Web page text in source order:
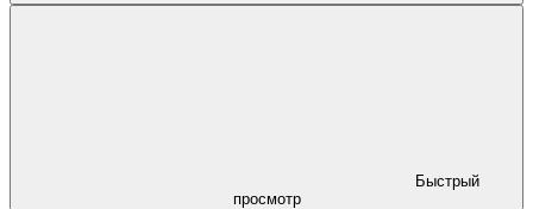
Быстрый
просмотр